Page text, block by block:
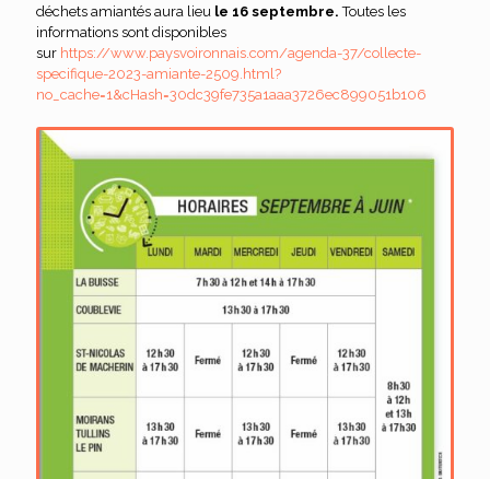
déchets amiantés aura lieu le 16 septembre. Toutes les
informations sont disponibles
sur https://www.paysvoironnais.com/agenda-37/collecte-
specifique-2023-amiante-2509.html?
no_cache=1&cHash=30dc39fe735a1aaa3726ec899051b106